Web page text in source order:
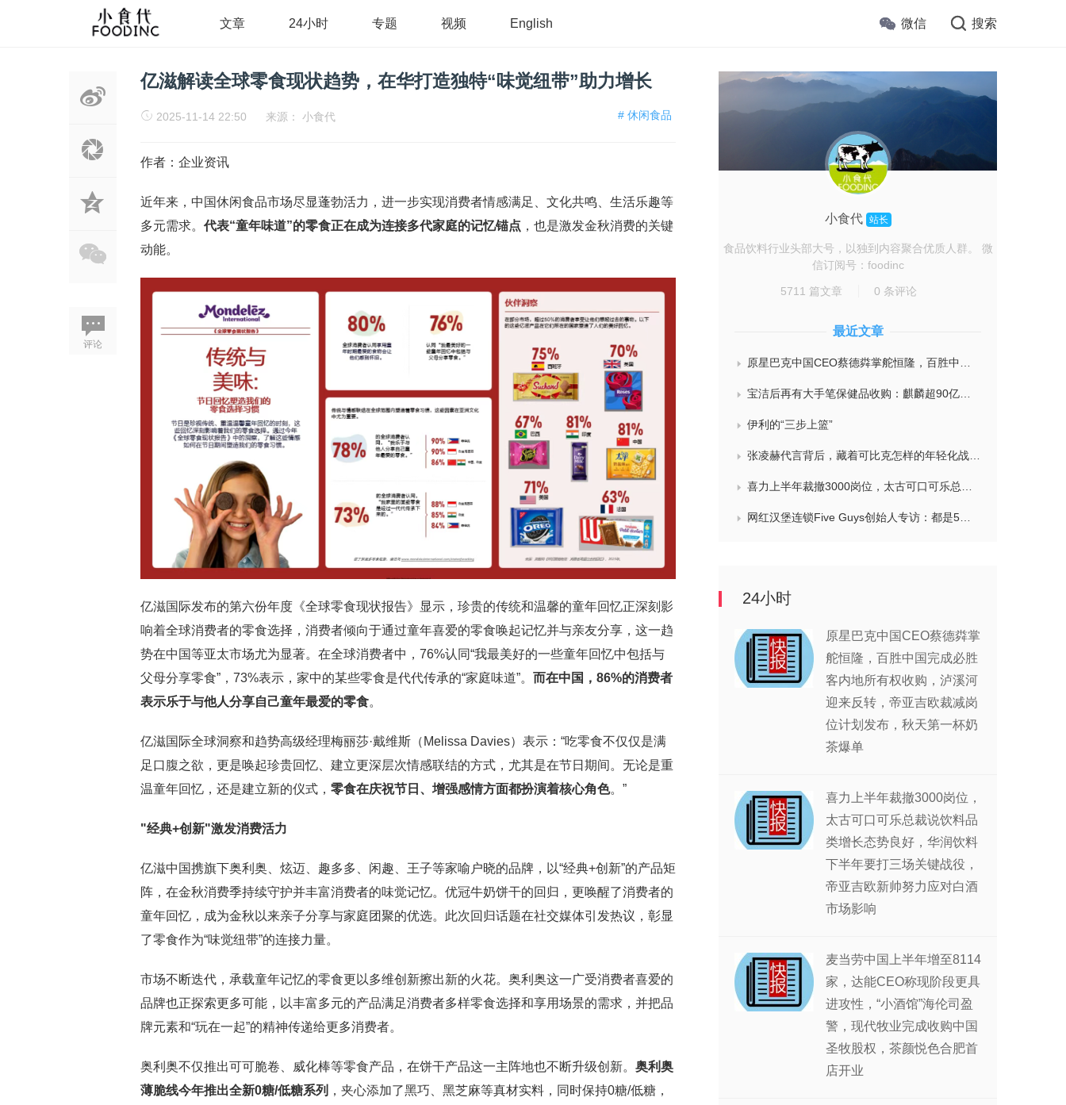
文章 24小时 专题 视频 English 微信 搜索
评论
亿滋解读全球零食现状趋势，在华打造独特“味觉纽带”助力增长
# 休闲食品
2025-11-14 22:50 来源： 小食代
作者：企业资讯
近年来，中国休闲食品市场尽显蓬勃活力，进一步实现消费者情感满足、文化共鸣、生活乐趣等
多元需求。 代表“童年味道”的零食正在成为连接多代家庭的记忆锚点 ，也是激发金秋消费的关键
动能。
亿滋国际发布的第六份年度《全球零食现状报告》显示，珍贵的传统和温馨的童年回忆正深刻影
响着全球消费者的零食选择，消费者倾向于通过童年喜爱的零食唤起记忆并与亲友分享，这一趋
势在中国等亚太市场尤为显著。在全球消费者中，76%认同“我最美好的一些童年回忆中包括与
父母分享零食”，73%表示，家中的某些零食是代代传承的“家庭味道”。 而在中国，86%的消费者
表示乐于与他人分享自己童年最爱的零食。
亿滋国际全球洞察和趋势高级经理梅丽莎·戴维斯（Melissa Davies）表示：“吃零食不仅仅是满
足口腹之欲，更是唤起珍贵回忆、建立更深层次情感联结的方式，尤其是在节日期间。无论是重
温童年回忆，还是建立新的仪式， 零食在庆祝节日、增强感情方面都扮演着核心角色。”
"经典+创新"激发消费活力
亿滋中国携旗下奥利奥、炫迈、趣多多、闲趣、王子等家喻户晓的品牌，以“经典+创新”的产品矩
阵，在金秋消费季持续守护并丰富消费者的味觉记忆。优冠牛奶饼干的回归，更唤醒了消费者的
童年回忆，成为金秋以来亲子分享与家庭团聚的优选。此次回归话题在社交媒体引发热议，彰显
了零食作为“味觉纽带”的连接力量。
市场不断迭代，承载童年记忆的零食更以多维创新擦出新的火花。奥利奥这一广受消费者喜爱的
品牌也正探索更多可能，以丰富多元的产品满足消费者多样零食选择和享用场景的需求，并把品
牌元素和“玩在一起”的精神传递给更多消费者。
奥利奥不仅推出可可脆卷、威化棒等零食产品，在饼干产品这一主阵地也不断升级创新。 奥利奥
薄脆线今年推出全新0糖/低糖系列 ，夹心添加了黑巧、黑芝麻等真材实料，同时保持0糖/低糖，
小食代 站长
食品饮料行业头部大号，以独到内容聚合优质人群。 微
信订阅号：foodinc
5711 篇文章 0 条评论
最近文章
原星巴克中国CEO蔡德粦掌舵恒隆，百胜中国完成必胜客内地所有权收购，泸溪河迎来反转，帝亚吉欧裁减岗位计划发布，秋天第一杯奶茶爆单
宝洁后再有大手笔保健品收购：麒麟超90亿拿下健美生，在华已入驻山姆和开市客等多渠道，为何超300亿资本一周内“疯抢”VMS？
伊利的“三步上篮”
张凌赫代言背后，藏着可比克怎样的年轻化战略？
喜力上半年裁撤3000岗位，太古可口可乐总裁说饮料品类增长态势良好，华润饮料下半年要打三场关键战役，帝亚吉欧新帅努力应对白酒市场影响
网红汉堡连锁Five Guys创始人专访：都是5个儿子和妻子在打理，绝不会与麦当劳正面竞争，要公司上市或卖盘的建议不时出现
24小时
原星巴克中国CEO蔡德粦掌
舵恒隆，百胜中国完成必胜
客内地所有权收购，泸溪河
迎来反转，帝亚吉欧裁减岗
位计划发布，秋天第一杯奶
茶爆单
喜力上半年裁撤3000岗位，
太古可口可乐总裁说饮料品
类增长态势良好，华润饮料
下半年要打三场关键战役，
帝亚吉欧新帅努力应对白酒
市场影响
麦当劳中国上半年增至8114
家，达能CEO称现阶段更具
进攻性，“小酒馆”海伦司盈
警，现代牧业完成收购中国
圣牧股权，茶颜悦色合肥首
店开业